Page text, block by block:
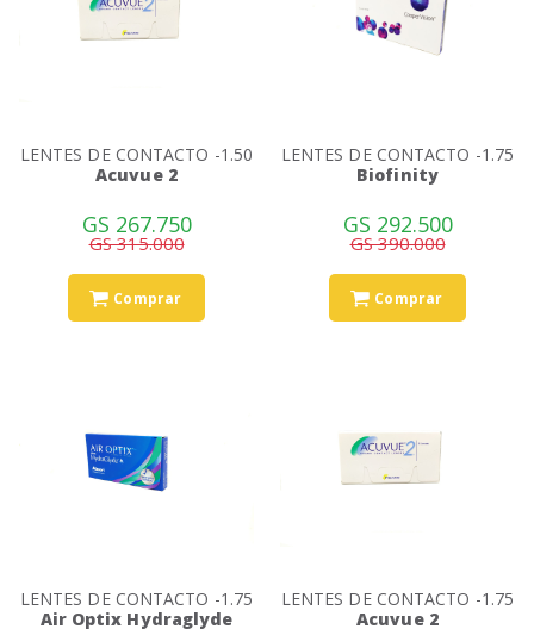
LENTES DE CONTACTO -1.50
Acuvue 2
GS 267.750
GS 315.000
Comprar
LENTES DE CONTACTO -1.75
Biofinity
GS 292.500
GS 390.000
Comprar
LENTES DE CONTACTO -1.75
Air Optix Hydraglyde
LENTES DE CONTACTO -1.75
Acuvue 2